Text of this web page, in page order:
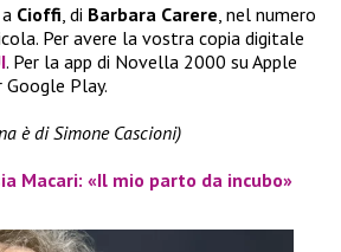
Cioffi, di Barbara Carere, nel numero
Per avere la vostra copia digitale
. Per la app di Novella 2000 su Apple
Google Play.
è di Simone Cascioni)
Macari: «Il mio parto da incubo»